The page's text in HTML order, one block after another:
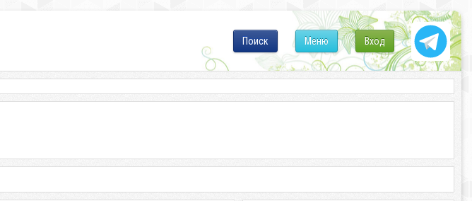
Вход
Меню
Поиск